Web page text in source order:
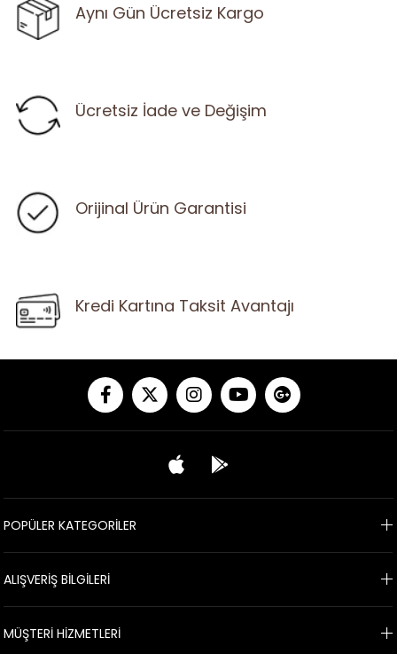
Aynı Gün Ücretsiz Kargo
Ücretsiz İade ve Değişim
Orijinal Ürün Garantisi
Kredi Kartına Taksit Avantajı
POPÜLER KATEGORİLER
ALIŞVERİŞ BİLGİLERİ
MÜŞTERİ HİZMETLERİ